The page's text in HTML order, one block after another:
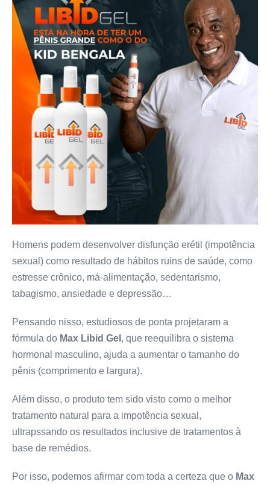
Homens podem desenvolver disfunção erétil (impotência
sexual) como resultado de hábitos ruins de saúde, como
estresse crônico, má-alimentação, sedentarismo,
tabagismo, ansiedade e depressão…
Pensando nisso, estudiosos de ponta projetaram a
fórmula do Max Libid Gel , que reequilibra o sistema
hormonal masculino, ajuda a aumentar o tamanho do
pênis (comprimento e largura).
Além disso, o produto tem sido visto como o melhor
tratamento natural para a impotência sexual,
ultrapssando os resultados inclusive de tratamentos à
base de remédios.
Por isso, podemos afirmar com toda a certeza que o Max